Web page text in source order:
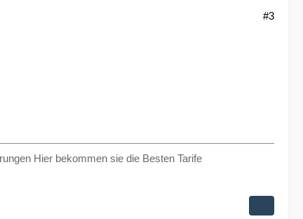
#3
Hier bekommen sie die Besten Tarife